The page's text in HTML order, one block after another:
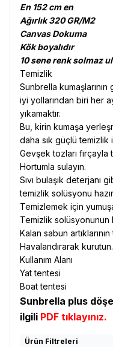
En 152 cm en
Ağırlık 320 GR/M2
Canvas Dokuma
Kök boyalıdır
10 sene renk solmaz
Temizlik
Sunbrella
iyi yollarından biri her
yıkamaktır.
Bu, kirin kumaşa
daha sık güçlü temizlik
Gevşek tozları fırçayla
Hortumla sulayın.
Sıvı bulaşık deterjanı
temizlik solüsyonu
Temizlemek için
Temizlik solüsyonunun
Kalan sabun
Havalandırarak kurutun.
Kullanım Alanı
Yat tentesi
Boat tentesi
Sunbrella plus
ilgili PDF tıklayınız.
Ürün Filtreleri